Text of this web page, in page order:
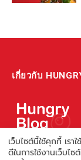
เกี่ยวกับ
แหล่งรวมข้อมูล ข่าว
เว็บไซต์นี้ใช้คุกกี้ เร
ดีในการใช้งานเว็บไ